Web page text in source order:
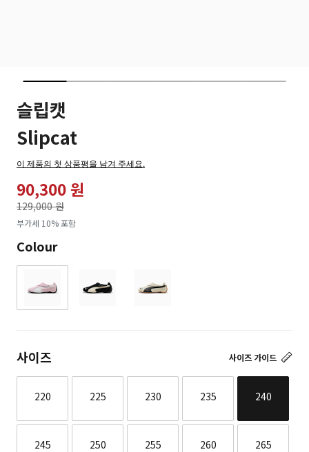
슬립캣
Slipcat
이 제품의 첫 상품평을 남겨 주세요.
90,300 원
129,000 원
로
부가세 10% 포함
Colour
사이즈 가이드
사이즈
220 225 230 235 240
245 250 255 260 265